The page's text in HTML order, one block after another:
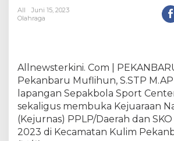
P
e
k
a
n
b
All
Juni 15, 2023
Olahraga
Allnewsterkini. Com |
Pekanbaru Muflihun, S.STP
lapangan Sepakbola Sport
sekaligus membuka Kejuaraan
(Kejurnas) PPLP/Daerah dan
2023 di Kecamatan Kulim